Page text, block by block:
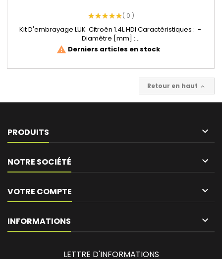
( 0 )
Kit D'embrayage LUK Citroën 1.4L HDI Caractéristiques : -
Diamètre [mm] :...
warning Derniers articles en stock
Retour en haut 
PRODUITS 
NOTRE SOCIÉTÉ 
VOTRE COMPTE 
INFORMATIONS keyboard_arrow_down
LETTRE D'INFORMATIONS